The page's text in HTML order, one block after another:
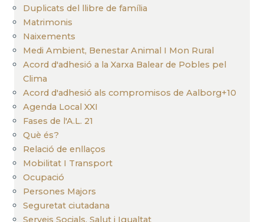
Duplicats del llibre de família
Matrimonis
Naixements
Medi Ambient, Benestar Animal I Mon Rural
Acord d'adhesió a la Xarxa Balear de Pobles pel
Clima
Acord d'adhesió als compromisos de Aalborg+10
Agenda Local XXI
Fases de l'A.L. 21
Què és?
Relació de enllaços
Mobilitat I Transport
Ocupació
Persones Majors
Seguretat ciutadana
Serveis Socials, Salut i Igualtat